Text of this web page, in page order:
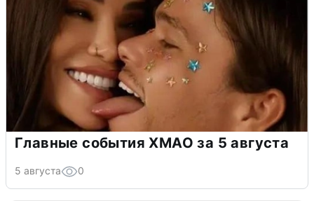
Главные события ХМАО за 5 августа
5 августа 0